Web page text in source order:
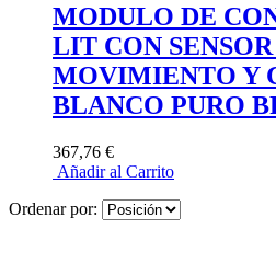
MODULO DE
LIT CON
MOVIMIENTO Y
BLANCO PURO
367,76 €
Añadir al Carrito
Ordenar por: